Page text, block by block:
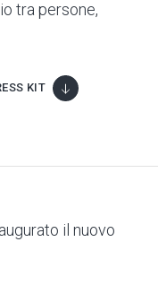
tra persone,
KIT
il nuovo